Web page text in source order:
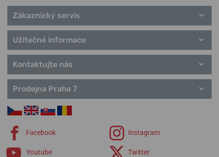
Zákaznický servis
Užitečné informace
Kontaktujte nás
Prodejna Praha 7
Facebook Instagram
Youtube Twitter